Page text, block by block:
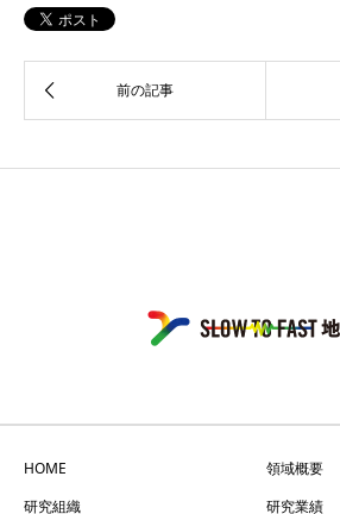
HOME
領域概要
研究組織
研究業績